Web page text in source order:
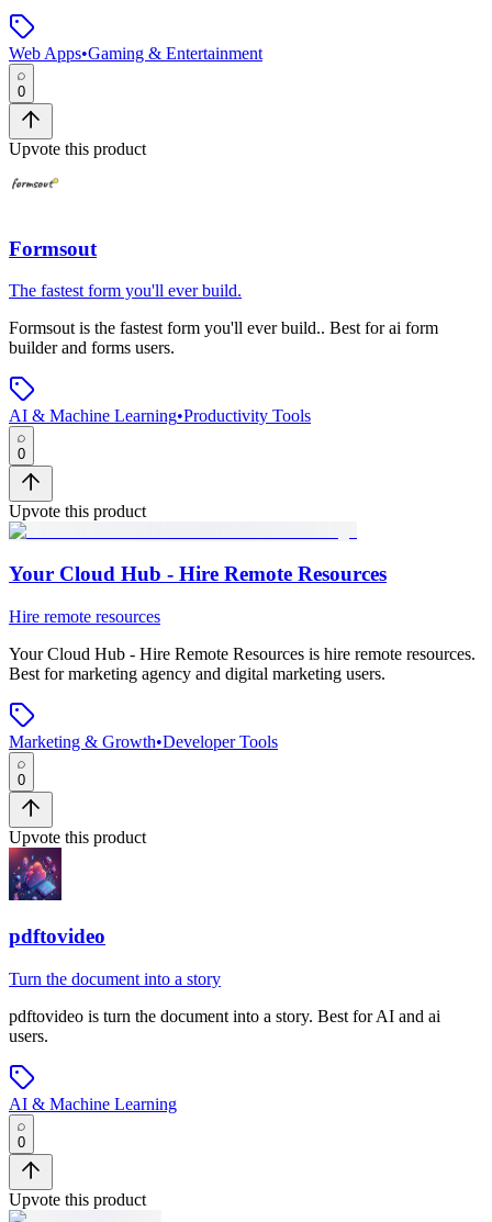
Web Apps•Gaming & Entertainment
0
Upvote this product
Formsout
The fastest form you'll ever build.
Formsout is the fastest form you'll ever build.. Best for ai form
builder and forms users.
AI & Machine Learning•Productivity Tools
0
Upvote this product
Your Cloud Hub - Hire Remote Resources
Hire remote resources
Your Cloud Hub - Hire Remote Resources is hire remote resources.
Best for marketing agency and digital marketing users.
Marketing & Growth•Developer Tools
0
Upvote this product
pdftovideo
Turn the document into a story
pdftovideo is turn the document into a story. Best for AI and ai
users.
AI & Machine Learning
0
Upvote this product